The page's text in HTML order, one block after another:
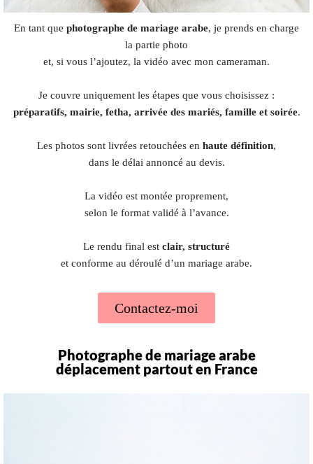
En tant que photographe de mariage arabe, je prends en charge
la partie photo
et, si vous l’ajoutez, la vidéo avec mon cameraman.
Je couvre uniquement les étapes que vous choisissez :
préparatifs, mairie, fetha, arrivée des mariés, famille et soirée.
Les photos sont livrées retouchées en haute définition,
dans le délai annoncé au devis.
La vidéo est montée proprement,
selon le format validé à l’avance.
Le rendu final est clair, structuré
et conforme au déroulé d’un mariage arabe.
Contactez-moi
Photographe de mariage arabe
déplacement partout en France